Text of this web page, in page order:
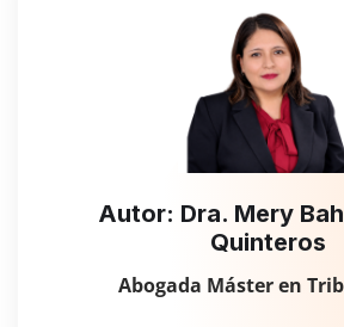
Autor: Dra. Mery
Quinteros
Abogada Máster en